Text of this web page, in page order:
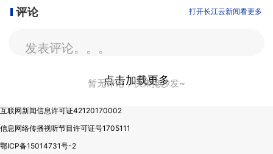
评论 打开长江云新闻看更多
发表评论。。。
暂无评论，快来抢沙发~
点击加载更多
互联网新闻信息许可证42120170002
信息网络传播视听节目许可证号1705111
鄂ICP备15014731号-2